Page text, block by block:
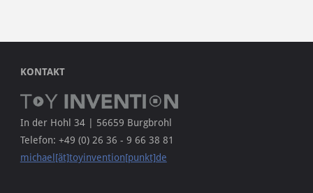
KONTAKT
In der Hohl 34 | 56659 Burgbrohl
Telefon: +49 (0) 26 36 - 9 66 38 81
michael[ät]toyinvention[punkt]de